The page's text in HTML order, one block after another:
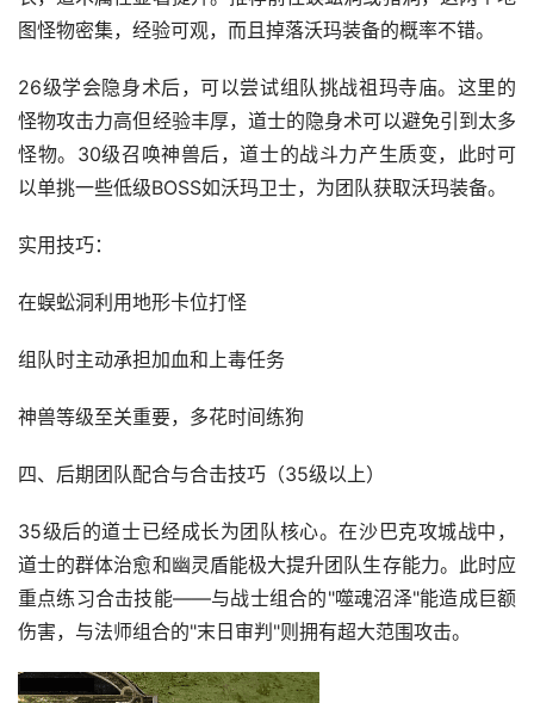
图怪物密集，经验可观，而且掉落沃玛装备的概率不错。
26级学会隐身术后，可以尝试组队挑战祖玛寺庙。这里的
怪物攻击力高但经验丰厚，道士的隐身术可以避免引到太多
怪物。30级召唤神兽后，道士的战斗力产生质变，此时可
以单挑一些低级BOSS如沃玛卫士，为团队获取沃玛装备。
实用技巧：
在蜈蚣洞利用地形卡位打怪
组队时主动承担加血和上毒任务
神兽等级至关重要，多花时间练狗
四、后期团队配合与合击技巧（35级以上）
35级后的道士已经成长为团队核心。在沙巴克攻城战中，
道士的群体治愈和幽灵盾能极大提升团队生存能力。此时应
重点练习合击技能——与战士组合的"噬魂沼泽"能造成巨额
伤害，与法师组合的"末日审判"则拥有超大范围攻击。